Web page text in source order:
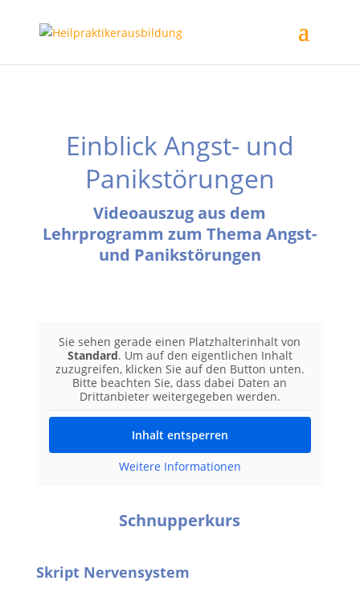
Einblick Angst- und
Panikstörungen
Videoauszug aus dem
Lehrprogramm zum Thema Angst-
und Panikstörungen
Sie sehen gerade einen Platzhalterinhalt von
Standard. Um auf den eigentlichen Inhalt
zuzugreifen, klicken Sie auf den Button unten.
Bitte beachten Sie, dass dabei Daten an
Drittanbieter weitergegeben werden.
Inhalt entsperren
Weitere Informationen
Schnupperkurs
Skript Nervensystem